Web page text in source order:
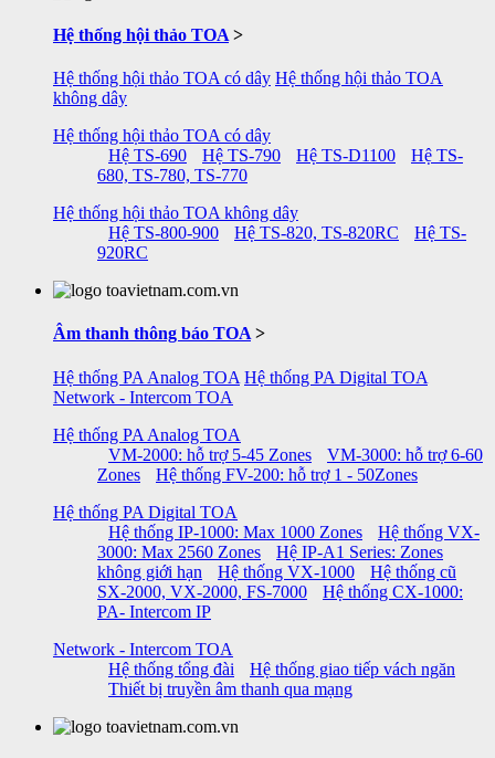
Hệ thống hội thảo TOA >
Hệ thống hội thảo TOA có dây Hệ thống hội thảo TOA
không dây
Hệ thống hội thảo TOA có dây
Hệ TS-690
Hệ TS-790 Hệ TS-D1100
Hệ TS-
680, TS-780, TS-770
Hệ thống hội thảo TOA không dây
Hệ TS-800-900
Hệ TS-820, TS-820RC
Hệ TS-
920RC
Âm thanh thông báo TOA >
Hệ thống PA Analog TOA Hệ thống PA Digital TOA
Network - Intercom TOA
Hệ thống PA Analog TOA
VM-2000: hỗ trợ 5-45 Zones
VM-3000: hỗ trợ 6-60
Zones
Hệ thống FV-200: hỗ trợ 1 - 50Zones
Hệ thống PA Digital TOA
Hệ thống IP-1000: Max 1000 Zones
Hệ thống VX-
3000: Max 2560 Zones
Hệ IP-A1 Series: Zones
không giới hạn
Hệ thống VX-1000
Hệ thống cũ
SX-2000, VX-2000, FS-7000
Hệ thống CX-1000:
PA- Intercom IP
Network - Intercom TOA
Hệ thống tổng đài
Hệ thống giao tiếp vách ngăn
Thiết bị truyền âm thanh qua mạng